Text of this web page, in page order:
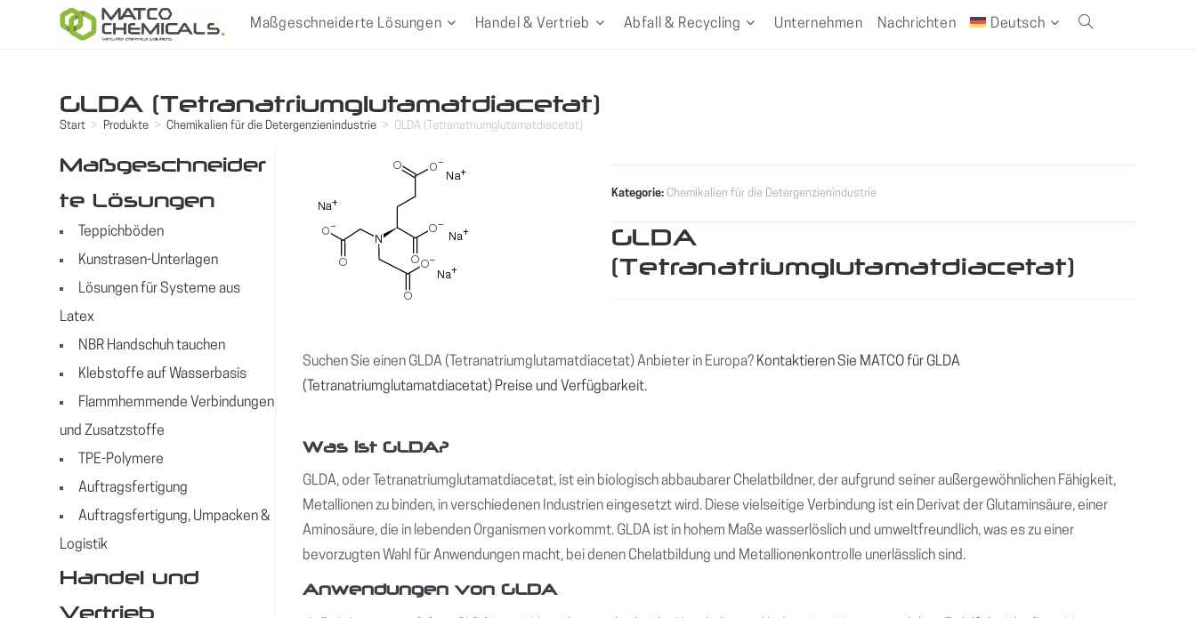
Maßgeschneiderte Lösungen Handel & Vertrieb Abfall & Recycling Unternehmen Nachrichten Deutsch Website-
GLDA (Tetranatriumglutamatdiacetat)
Start > Produkte > Chemikalien für die Detergenzienindustrie > GLDA (Tetranatriumglutamatdiacetat)
Kategorie: Chemikalien für die Detergenzienindustrie
GLDA
(Tetranatriumglutamatdiacetat)
Suchen Sie einen GLDA (Tetranatriumglutamatdiacetat) Anbieter in Europa? Kontaktieren Sie MATCO für GLDA
(Tetranatriumglutamatdiacetat) Preise und Verfügbarkeit.
Was ist GLDA?
GLDA, oder Tetranatriumglutamatdiacetat, ist ein biologisch abbaubarer Chelatbildner, der aufgrund seiner außergewöhnlichen Fähigkeit,
Metallionen zu binden, in verschiedenen Industrien eingesetzt wird. Diese vielseitige Verbindung ist ein Derivat der Glutaminsäure, einer
Aminosäure, die in lebenden Organismen vorkommt. GLDA ist in hohem Maße wasserlöslich und umweltfreundlich, was es zu einer
bevorzugten Wahl für Anwendungen macht, bei denen Chelatbildung und Metallionenkontrolle unerlässlich sind.
Anwendungen von GLDA
Maßgeschneider
te Lösungen
Teppichböden
Kunstrasen-Unterlagen
Lösungen für Systeme aus
Latex
NBR Handschuh tauchen
Klebstoffe auf Wasserbasis
Flammhemmende Verbindungen
und Zusatzstoffe
TPE-Polymere
Auftragsfertigung
Auftragsfertigung, Umpacken &
Logistik
Handel und
Vertrieb